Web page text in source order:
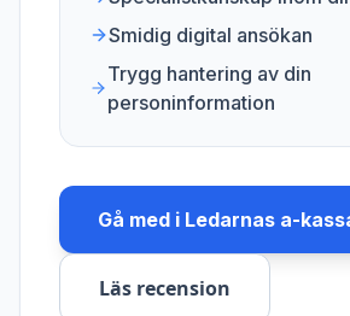
Smidig digital ansökan
Trygg hantering av din
personinformation
Gå med i Ledarnas a-
Läs recension